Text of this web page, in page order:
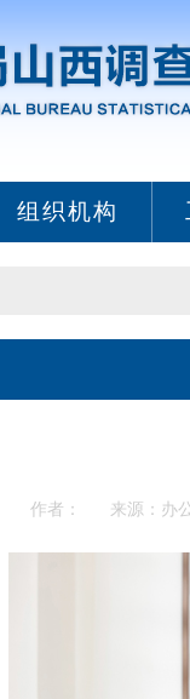
组织机构
作者： 来源：办